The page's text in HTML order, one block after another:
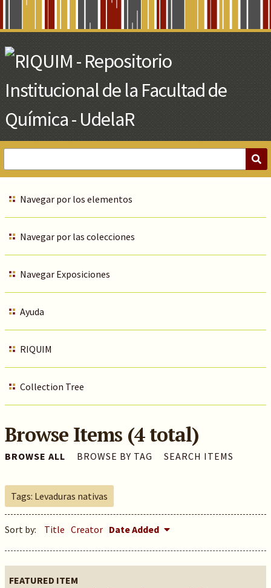
Main
Content
Navegar por los elementos
Navegar por las colecciones
Navegar Exposiciones
Ayuda
RIQUIM
Collection Tree
Browse Items (4 total)
BROWSE ALL BROWSE BY TAG SEARCH ITEMS
Tags: Levaduras nativas
Sort by: Title Creator Date Added
FEATURED ITEM